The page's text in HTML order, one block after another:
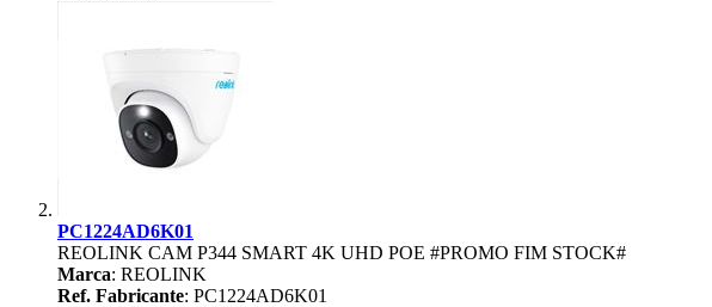
PC1224AD6K01
REOLINK CAM P344 SMART 4K UHD POE #PROMO FIM STOCK#
Marca: REOLINK
Ref. Fabricante: PC1224AD6K01